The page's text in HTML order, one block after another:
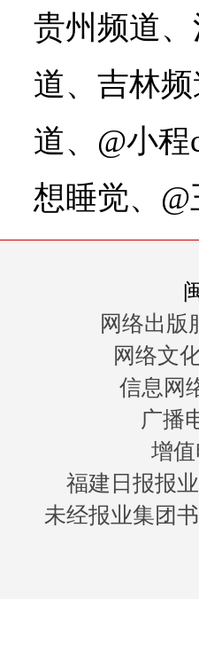
贵州频道
道、吉林
道、@小
想睡觉、
网络出版
网络文
信息网
广播
增
福建日报报
未经报业集团